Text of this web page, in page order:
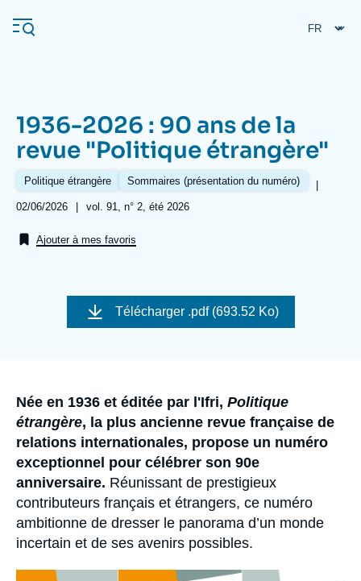
au
contenu
Navigation
principale
L'Ifri
Analyses
Nous soutenir
1936-2026 : 90 ans de la
revue "Politique étrangère"
Politique étrangère Sommaires (présentation du numéro)
|
Date
publication
02/06/2026 Références
vol. 91, n° 2, été 2026
Ajouter à mes favoris
Image
couverture
Télécharger .pdf (693.52 Ko)
Accroche
Née en 1936 et éditée par l'Ifri, Politique
étrangère, la plus ancienne revue française de
relations internationales, propose un numéro
exceptionnel pour célébrer son 90e
anniversaire. Réunissant de prestigieux
contributeurs français et étrangers, ce numéro
ambitionne de dresser le panorama d’un monde
incertain et de ses avenirs possibles.